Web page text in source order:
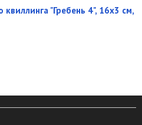
"Гребень 4", 16х3 см,